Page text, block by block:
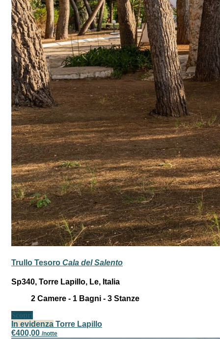
Trullo Tesoro Cala del Salento
Sp340, Torre Lapillo, Le, Italia
2 Camere - 1 Bagni - 3 Stanze
In evidenza Torre Lapillo
€400,00 /notte